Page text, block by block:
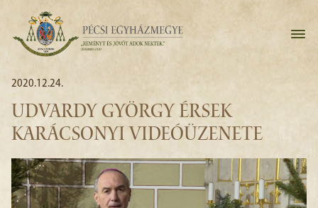
2020.12.24.
UDVARDY GYÖRGY ÉRSEK
KARÁCSONYI VIDEÓÜZENETE